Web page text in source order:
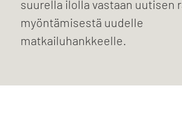
suurella ilolla vastaan uutisen
myöntämisestä uudelle
matkailuhankkeelle.